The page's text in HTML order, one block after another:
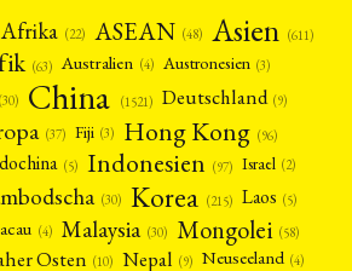
Afrika (22) ASEAN (48) Asien (611)
(63) Australien (4) Austronesien (3)
(30) China (1521) Deutschland (9)
(37) Fiji (3) Hong Kong (96)
(5) Indonesien (97) Israel (2)
(30) Korea (215) Laos (5)
(4) Malaysia (30) Mongolei (58)
Osten (10) Nepal (9) Neuseeland (4)